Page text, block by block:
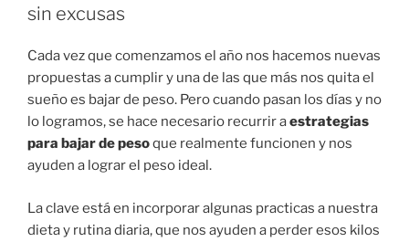
sin excusas
Cada vez que comenzamos el año nos hacemos nuevas
propuestas a cumplir y una de las que más nos quita el
sueño es bajar de peso. Pero cuando pasan los días y no
lo logramos, se hace necesario recurrir aestrategias
para bajar de pesoque realmente funcionen y nos
ayuden a lograr el peso ideal.
La clave está en incorporar algunas practicas a nuestra
dieta y rutina diaria, que nos ayuden a perder esos kilos